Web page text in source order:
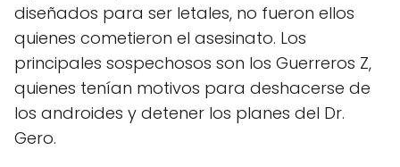
diseñados para ser letales, no fueron ellos
quienes cometieron el asesinato. Los
principales sospechosos son los Guerreros Z,
quienes tenían motivos para deshacerse de
los androides y detener los planes del Dr.
Gero.